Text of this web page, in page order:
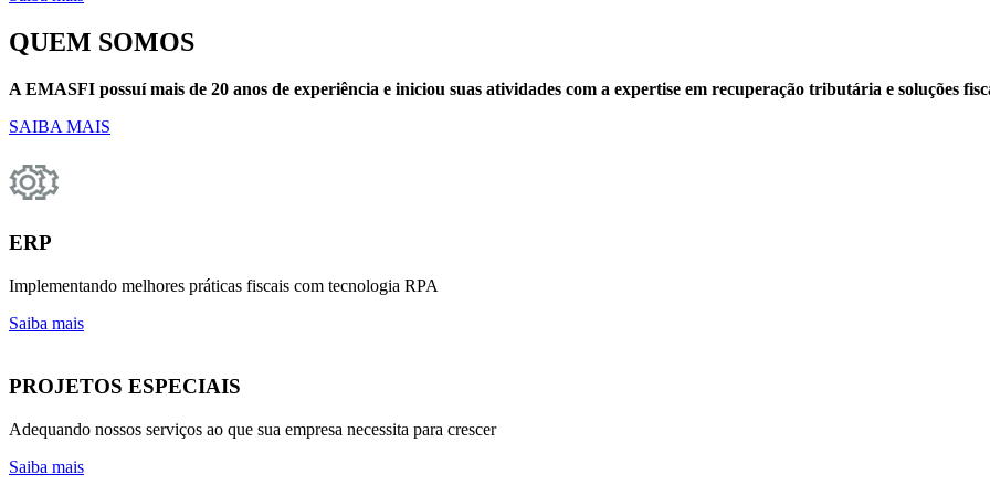
QUEM SOMOS
A EMASFI possuí mais de 20 anos de experiência e iniciou suas atividades com a expertise em recuperação tributária e soluções
SAIBA MAIS
ERP
Implementando melhores práticas fiscais com tecnologia RPA
Saiba mais
PROJETOS ESPECIAIS
Adequando nossos serviços ao que sua empresa necessita para crescer
Saiba mais